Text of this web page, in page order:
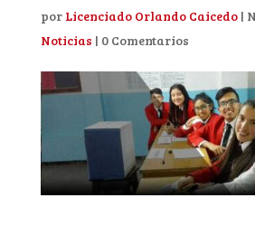
por Licenciado Orlando Caicedo|
Noticias | 0 Comentarios